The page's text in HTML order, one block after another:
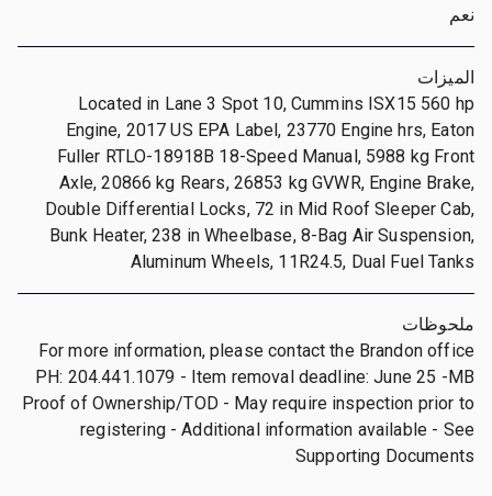
نعم
الميزات
Located in Lane 3 Spot 10, Cummins ISX15 560 hp
Engine, 2017 US EPA Label, 23770 Engine hrs, Eaton
Fuller RTLO-18918B 18-Speed Manual, 5988 kg Front
Axle, 20866 kg Rears, 26853 kg GVWR, Engine Brake,
Double Differential Locks, 72 in Mid Roof Sleeper Cab,
Bunk Heater, 238 in Wheelbase, 8-Bag Air Suspension,
Aluminum Wheels, 11R24.5, Dual Fuel Tanks
ملحوظات
For more information, please contact the Brandon office
PH: 204.441.1079 - Item removal deadline: June 25 -MB
Proof of Ownership/TOD - May require inspection prior to
registering - Additional information available - See
Supporting Documents